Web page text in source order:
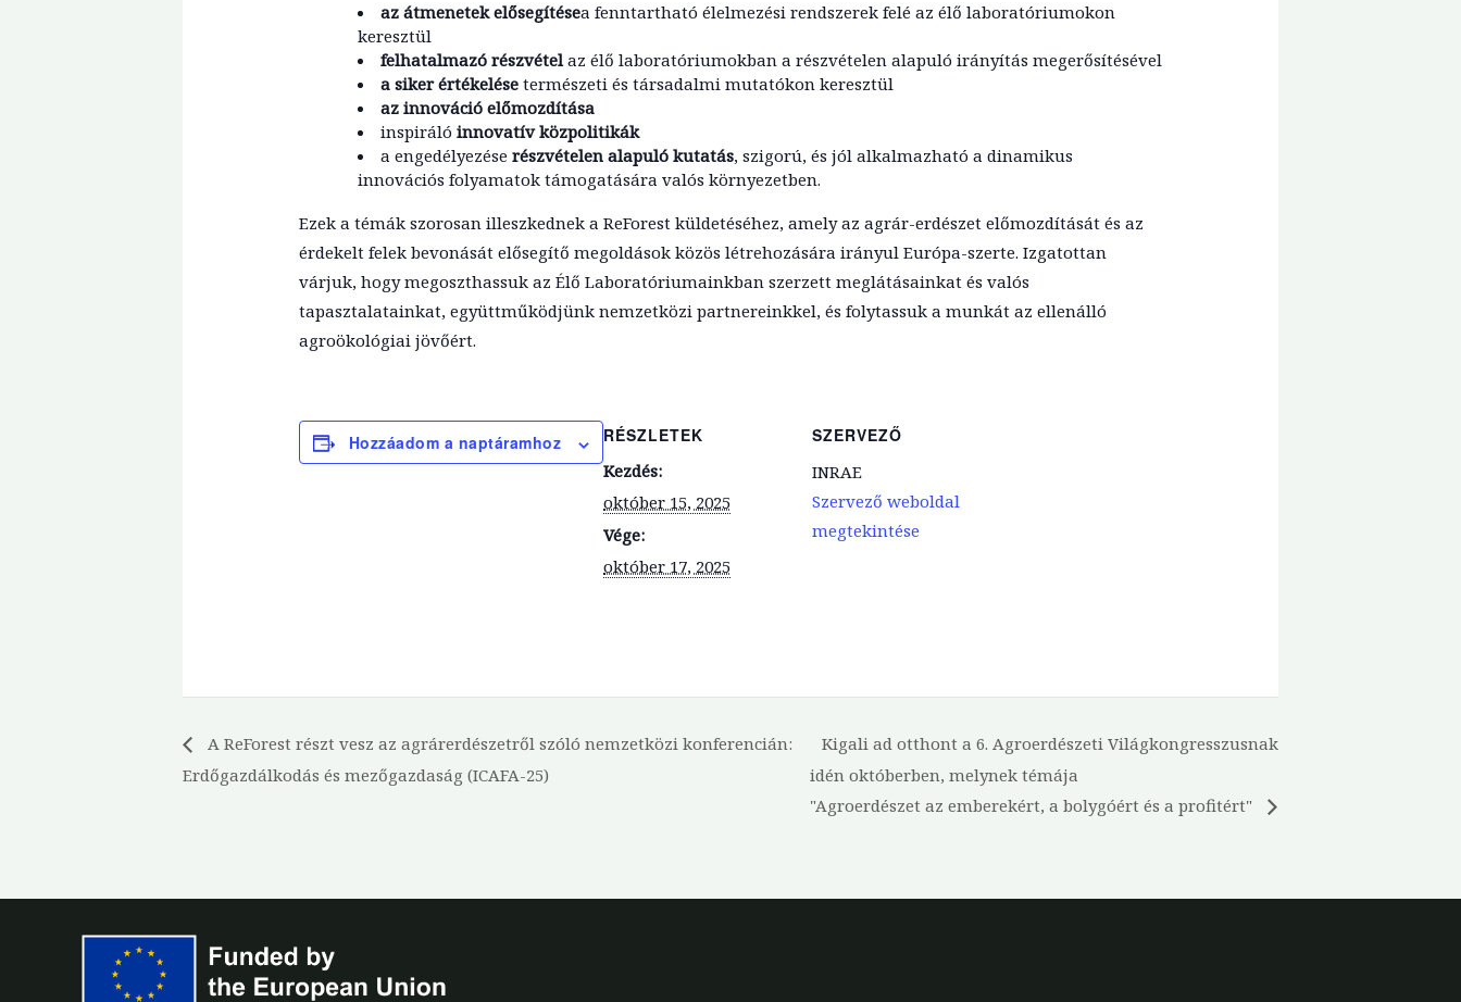
az átmenetek elősegítésea fenntartható élelmezési rendszerek felé az élő laboratóriumokon
keresztül
felhatalmazó részvételaz élő laboratóriumokban a részvételen alapuló irányítás megerősítésével
a siker értékelésetermészeti és társadalmi mutatókon keresztül
az innováció előmozdítása
inspiráló innovatív közpolitikák
a engedélyezése részvételen alapuló kutatás, szigorú, és jól alkalmazható a dinamikus
innovációs folyamatok támogatására valós környezetben.
Ezek a témák szorosan illeszkednek a ReForest küldetéséhez, amely az agrár-erdészet előmozdítását és az
érdekelt felek bevonását elősegítő megoldások közös létrehozására irányul Európa-szerte. Izgatottan
várjuk, hogy megoszthassuk az Élő Laboratóriumainkban szerzett meglátásainkat és valós
tapasztalatainkat, együttműködjünk nemzetközi partnereinkkel, és folytassuk a munkát az ellenálló
agroökológiai jövőért.
Hozzáadom a naptáramhoz
RÉSZLETEK
Kezdés:
október 15, 2025
Vége:
október 17, 2025
SZERVEZŐ
INRAE
Szervező weboldal
megtekintése
A ReForest részt vesz az agrárerdészetről szóló nemzetközi konferencián:
Erdőgazdálkodás és mezőgazdaság (ICAFA-25)
Kigali ad otthont a 6. Agroerdészeti Világkongresszusnak
idén októberben, melynek témája
"Agroerdészet az emberekért, a bolygóért és a profitért"